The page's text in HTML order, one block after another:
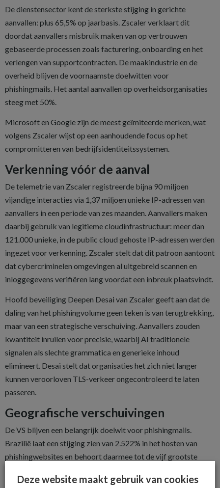
De dienstensector kent de sterkste stijging in gerichte
aanvallen: plus 65,5% op jaarbasis. Zscaler verklaart dit
doordat aanvallers misbruik maken van op vertrouwen
gebaseerde processen zoals facturering, onboarding en het
verlengen van supportcontracten. De maakindustrie en de
overheid blijven de voornaamste doelwitten voor
phishingmails. Het aantal aanvallen op overheidsorganisaties
steeg met 50%.
Microsoft en Google zijn de meest geïmiteerde merken, wat
volgens Zscaler wijst op een aanhoudende focus op het
compromitteren van bedrijfsidentiteitssystemen.
Verkenning vóór de aanval
De telemetrie van Zscaler registreerde bijna 90 miljoen
vijandige interacties via 1,37 miljoen unieke IP-adressen van
aanvallers in een periode van zes maanden. Aanvallers maken
daarbij gebruik van legitieme cloudinfrastructuur: meer dan
121.000 unieke, in de public cloud gehoste IP-adressen werden
ingezet voor verkenning. Zscaler stelt dat dit patroon aantoont
dat cybercriminelen omgevingen al uitgebreid scannen en
inloggegevens verifiëren lang voordat een inbreuk plaatsvindt.
Hoofd beveiliging Deepen Desai van Zscaler geeft aan dat de
daling van het phishingvolume geen teken is van terugtrekking,
maar van een strategische verschuiving. Aanvallers zouden
kwantiteit inruilen voor precisie, waarbij AI traditionele
signalen als slechte grammatica en generieke inhoud
elimineert. Desai stelt dat organisaties het zich niet langer
kunnen veroorloven TLS-verkeer ongecontroleerd te laten
passeren.
Geografische verschuivingen
De VS blijven een belangrijk doelwit voor phishingmails.
Brazilië laat een stijging zien van 2.522% in het hosten van
phishingwebsites en behoort daarmee tot de vijf grootste
Deze website maakt gebruik van cookies